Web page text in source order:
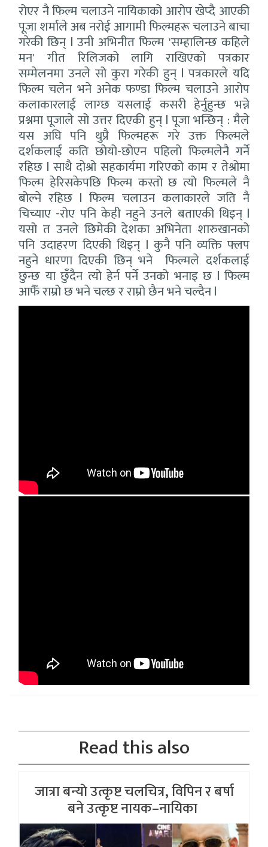
रोएर नै फिल्म चलाउने नायिकाको आरोप खेप्दै आएकी
पूजा शर्माले अब नरोई आगामी फिल्महरू चलाउने बाचा
गरेकी छिन् l उनी अभिनीत फिल्म 'सम्हालिन्छ कहिले
मन' गीत रिलिजको लागि राखिएको पत्रकार
सम्मेलनमा उनले सो कुरा गरेकी हुन् l पत्रकारले यदि
फिल्म चलेन भने अनेक फण्डा फिल्म चलाउने आरोप
कलाकारलाई लाग्छ यसलाई कसरी हेर्नुहुन्छ भन्ने
प्रश्नमा पूजाले सो उत्तर दिएकी हुन् l पूजा भन्छिन् : मैले
यस अघि पनि थुप्रै फिल्महरू गरे उक्त फिल्मले
दर्शकलाई कति छोयो-छोएन पहिलो फिल्मलेनै गर्ने
रहिछ l साथै दोश्रो सहकार्यमा गरिएको काम र तेश्रोमा
फिल्म हेरिसकेपछि फिल्म कस्तो छ त्यो फिल्मले नै
बोल्ने रहिछ l फिल्म चलाउन कलाकारले जति नै
चिच्याए -रोए पनि केही नहुने उनले बताएकी थिइन् l
यसो त उनले छिमेकी देशका अभिनेता शारुखानको
पनि उदाहरण दिएकी थिइन् l कुनै पनि व्यक्ति फ्लप
नहुने धारणा दिएकी छिन् भने फिल्मले दर्शकलाई
छुन्छ या छुँदैन त्यो हेर्न पर्ने उनको भनाइ छ l फिल्म
आफैँ राम्रो छ भने चल्छ र राम्रो छैन भने चल्दैन l
Read this also
जात्रा बन्याे उत्कृष्ट चलचित्र, विपिन र बर्षा
बने उत्कृष्ट नायक–नायिका